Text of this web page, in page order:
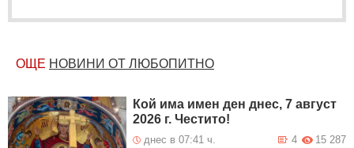
ОЩЕ НОВИНИ ОТ ЛЮБОПИТНО
Кой има имен ден днес, 7 август
2026 г. Честито!
днес в 07:41 ч. 15 287
4